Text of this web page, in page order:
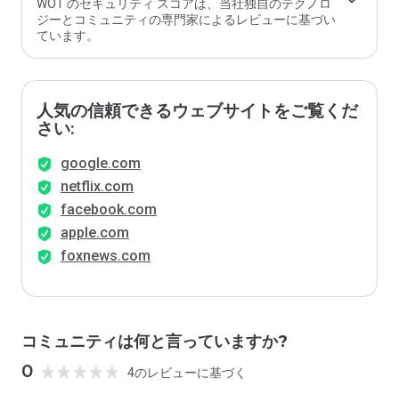
WOT のセキュリティ スコアは、当社独自のテクノロ
ジーとコミュニティの専門家によるレビューに基づい
ています。
人気の信頼できるウェブサイトをご覧くだ
さい:
google.com
netflix.com
facebook.com
apple.com
foxnews.com
コミュニティは何と言っていますか?
0 4のレビューに基づく